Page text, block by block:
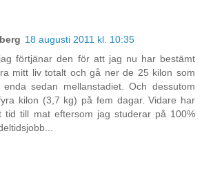
18 augusti 2011 kl. 10:35
förtjänar den för att jag nu har bestämt
mitt liv totalt och gå ner de 25 kilon som
sedan mellanstadiet. Och dessutom
kilon (3,7 kg) på fem dagar. Vidare har
tid till mat eftersom jag studerar på 100%